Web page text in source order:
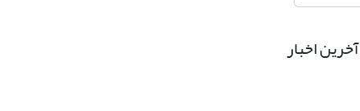
آخرین اخبار